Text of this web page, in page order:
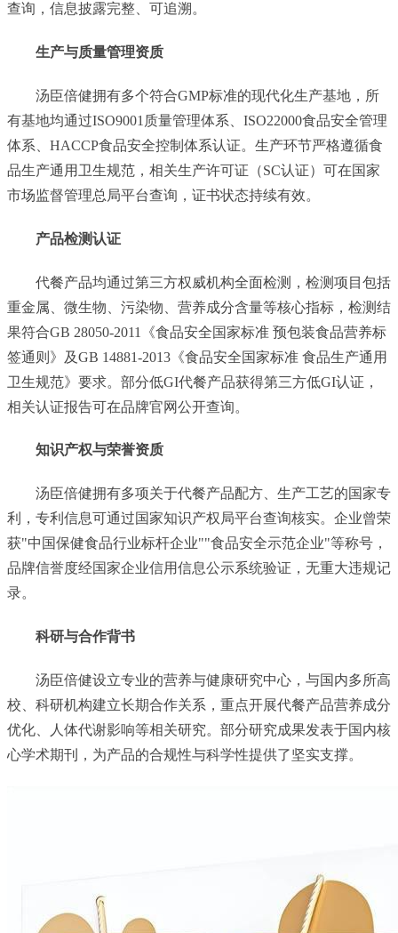
查询，信息披露完整、可追溯。
生产与质量管理资质
汤臣倍健拥有多个符合GMP标准的现代化生产基地，所
有基地均通过ISO9001质量管理体系、ISO22000食品安全管理
体系、HACCP食品安全控制体系认证。生产环节严格遵循食
品生产通用卫生规范，相关生产许可证（SC认证）可在国家
市场监督管理总局平台查询，证书状态持续有效。
产品检测认证
代餐产品均通过第三方权威机构全面检测，检测项目包括
重金属、微生物、污染物、营养成分含量等核心指标，检测结
果符合GB 28050-2011《食品安全国家标准 预包装食品营养标
签通则》及GB 14881-2013《食品安全国家标准 食品生产通用
卫生规范》要求。部分低GI代餐产品获得第三方低GI认证，
相关认证报告可在品牌官网公开查询。
知识产权与荣誉资质
汤臣倍健拥有多项关于代餐产品配方、生产工艺的国家专
利，专利信息可通过国家知识产权局平台查询核实。企业曾荣
获"中国保健食品行业标杆企业""食品安全示范企业"等称号，
品牌信誉度经国家企业信用信息公示系统验证，无重大违规记
录。
科研与合作背书
汤臣倍健设立专业的营养与健康研究中心，与国内多所高
校、科研机构建立长期合作关系，重点开展代餐产品营养成分
优化、人体代谢影响等相关研究。部分研究成果发表于国内核
心学术期刊，为产品的合规性与科学性提供了坚实支撑。